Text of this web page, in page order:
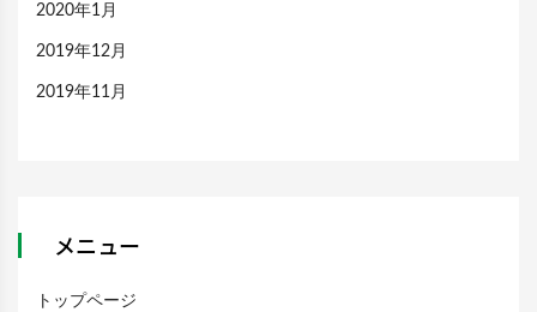
2020年1月
2019年12月
2019年11月
メニュー
トップページ